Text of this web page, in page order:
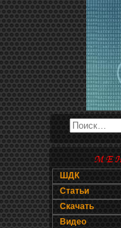
ШДК
Статьи
Скачать
Видео